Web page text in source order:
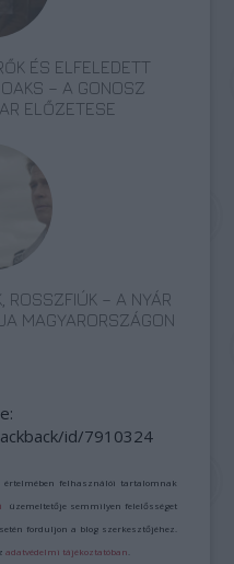
ÉS ELFELEDETT
– A GONOSZ
ELŐZETESE
ROSSZFIÚK – A NYÁR
MAGYARORSZÁGON
id/7910324
értelmében felhasználói tartalomnak
üzemeltetője semmilyen felelősséget
forduljon a blog szerkesztőjéhez.
adatvédelmi tájékoztatóban